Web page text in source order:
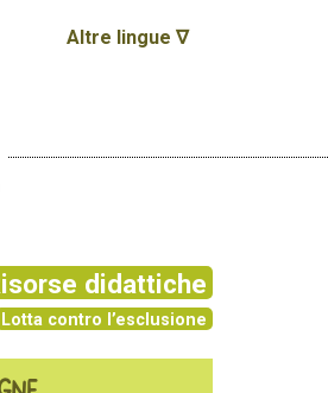
Altre lingue ∇
didattiche
Lotta contro l’esclusione